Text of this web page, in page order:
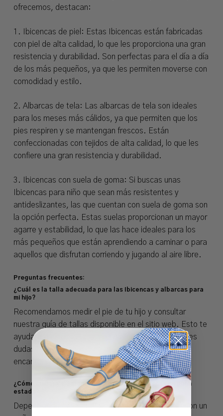
ofrecemos, destacan:
1. Ibicencas de piel: Estas Ibicencas están fabricadas
con piel de alta calidad, lo que les proporciona una gran
resistencia y durabilidad. Son perfectas para el día a día
de los más pequeños, ya que les permiten moverse con
comodidad y estilo.
2. Albarcas de tela: Las albarcas de tela son ideales
para los meses más cálidos, ya que permiten que los
pies respiren y se mantengan frescos. Están
confeccionadas con tejidos de alta calidad, lo que les
confiere una gran resistencia y durabilidad.
3. Ibicencas con suela de goma: Si buscas unas
Ibicencas para niño que sean más resistentes y
antideslizantes, las que cuentan con suela de goma son
la opción perfecta. Estas suelas proporcionan un mayor
agarre y estabilidad, lo que las hace ideales para los
más pequeños que están aprendiendo a caminar o para
aquellos que disfrutan corriendo y jugando al aire libre.
Preguntas frecuentes:
¿Cuál es la talla adecuada para las Ibicencas y albarcas para
mi hijo?
Recomendamos medir el pie de tu hijo y consultar
nuestra guía de tallas disponible en el sitio web. Esto te
ayudará a elegir la talla más adecuada. Si aún tienes
dudas, nuestro equipo de atención al cliente estará
encantado de asesorarte.
¿Cómo cuidar y mantener las Ibicencas y albarcas en buen
estado?
Dependiendo del material, se recomienda limpiar con un